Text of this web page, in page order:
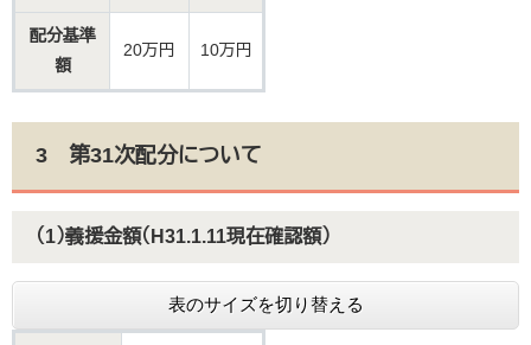
配分基準
額
20万円 10万円
3 第31次配分について
（1）義援金額（H31.1.11現在確認額）
表のサイズを切り替える